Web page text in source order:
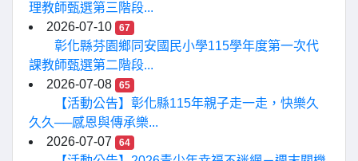
理教師甄選第三階段...
2026-07-10
67
彰化縣芬園鄉同安國民小學115學年度第一次代
課教師甄選第二階段...
2026-07-08
65
【活動公告】彰化縣115年親子走一走，快樂久
久久──感恩與傳承樂...
2026-07-07
64